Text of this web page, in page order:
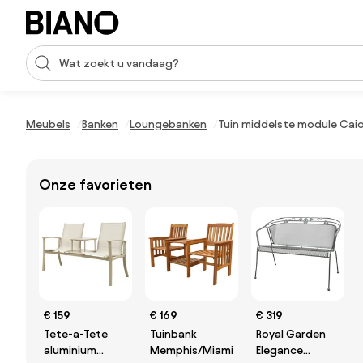
Navigatie overslaan, naar inhoud springen
Zoekopdracht invoeren
Meubels Banken Loungebanken Tuin middelste module
Onze favorieten
€ 159
Tete-a-Tete
aluminium
€ 169
Tuinbank
Memphis/Miami
€ 319
Royal Garden
Elegance